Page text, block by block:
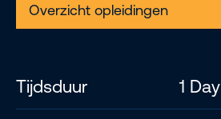
Overzicht opleidingen
Tijdsduur 1 Day